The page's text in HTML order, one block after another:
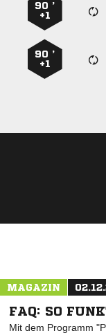
90 ’
+1
90 ’
+1
MAGAZIN
FAQ: SO
Mit dem Programm